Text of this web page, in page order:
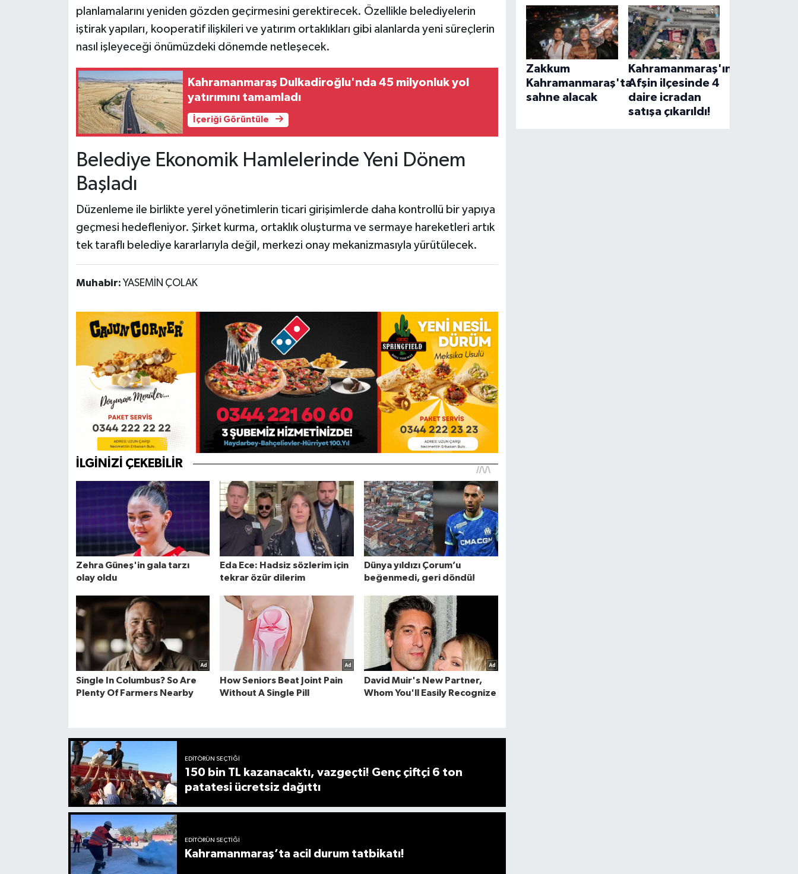
planlamalarını yeniden gözden geçirmesini gerektirecek. Özellikle belediyelerin
iştirak yapıları, kooperatif ilişkileri ve yatırım ortaklıkları gibi alanlarda yeni süreçlerin
nasıl işleyeceği önümüzdeki dönemde netleşecek.
Kahramanmaraş Dulkadiroğlu'nda 45 milyonluk yol
yatırımını tamamladı
İçeriği Görüntüle
Belediye Ekonomik Hamlelerinde Yeni Dönem
Başladı
Düzenleme ile birlikte yerel yönetimlerin ticari girişimlerde daha kontrollü bir yapıya
geçmesi hedefleniyor. Şirket kurma, ortaklık oluşturma ve sermaye hareketleri artık
tek taraflı belediye kararlarıyla değil, merkezi onay mekanizmasıyla yürütülecek.
Muhabir: YASEMİN ÇOLAK
EDITÖRÜN SEÇTIĞI
150 bin TL kazanacaktı, vazgeçti! Genç çiftçi 6 ton
patatesi ücretsiz dağıttı
EDITÖRÜN SEÇTIĞI
Kahramanmaraş’ta acil durum tatbikatı!
Zakkum
Kahramanmaraş'ta
sahne alacak
Kahramanmaraş'ın
Afşin ilçesinde 4
daire icradan
satışa çıkarıldı!